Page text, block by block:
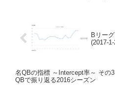
Bリー
(2017-
名QBの指標 ～Intercept率～ その
QBで振り返る2016シーズン